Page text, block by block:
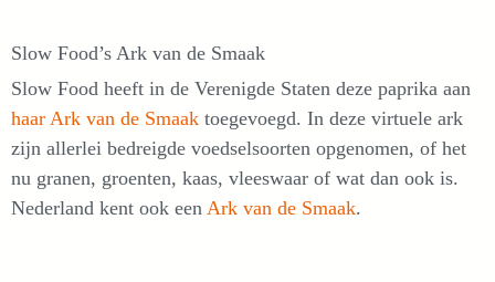
Slow Food’s Ark van de Smaak
Slow Food heeft in de Verenigde Staten deze paprika aan
haar Ark van de Smaak toegevoegd. In deze virtuele ark
zijn allerlei bedreigde voedselsoorten opgenomen, of het
nu granen, groenten, kaas, vleeswaar of wat dan ook is.
Nederland kent ook een Ark van de Smaak.